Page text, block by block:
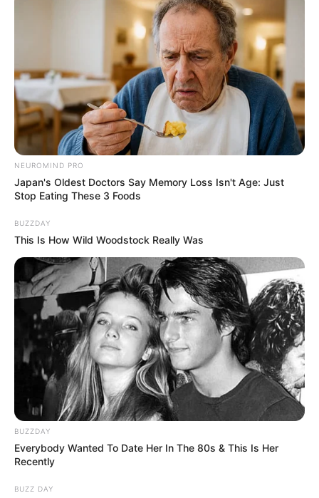
NEUROMIND PRO
Japan's Oldest Doctors Say Memory Loss Isn't Age: Just
Stop Eating These 3 Foods
BUZZDAY
This Is How Wild Woodstock Really Was
BUZZDAY
Everybody Wanted To Date Her In The 80s & This Is Her
Recently
BUZZ DAY